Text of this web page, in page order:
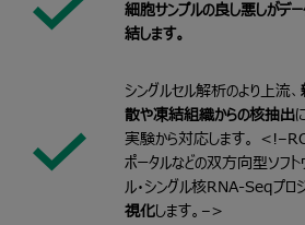
細胞サンプルの良し悪しがデ
結します。
シングルセル解析のより上流、
散や凍結組織からの核抽出
実験から対応します。 <!–
ポータルなどの双方向型ソフト
ル・シングル核RNA-Seqプロ
視化します。 –>